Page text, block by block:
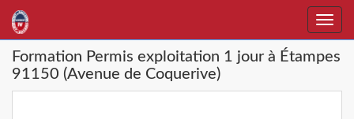
Toggle
Formation Permis exploitation 1 jour à Étampes
91150 (Avenue de Coquerive)